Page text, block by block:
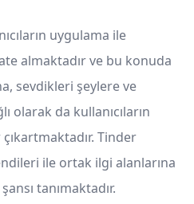
uygulama ile
almaktadır ve bu konuda
sevdikleri şeylere ve
olarak da kullanıcıların
Tinder
ile ortak ilgi alanlarına
tanımaktadır.